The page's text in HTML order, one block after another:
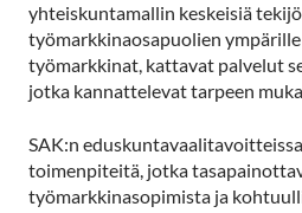
yhteiskuntamallin keskeisiä
työmarkkinaosapuolien
työmarkkinat, kattavat palvelut
jotka kannattelevat tarpeen
SAK:n
toimenpiteitä, jotka
työmarkkinasopimista ja